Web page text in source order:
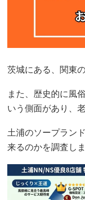
茨城にある、関東
また、歴史的に風
いう側面があり、
土浦のソープラン
来るのかを調査しま